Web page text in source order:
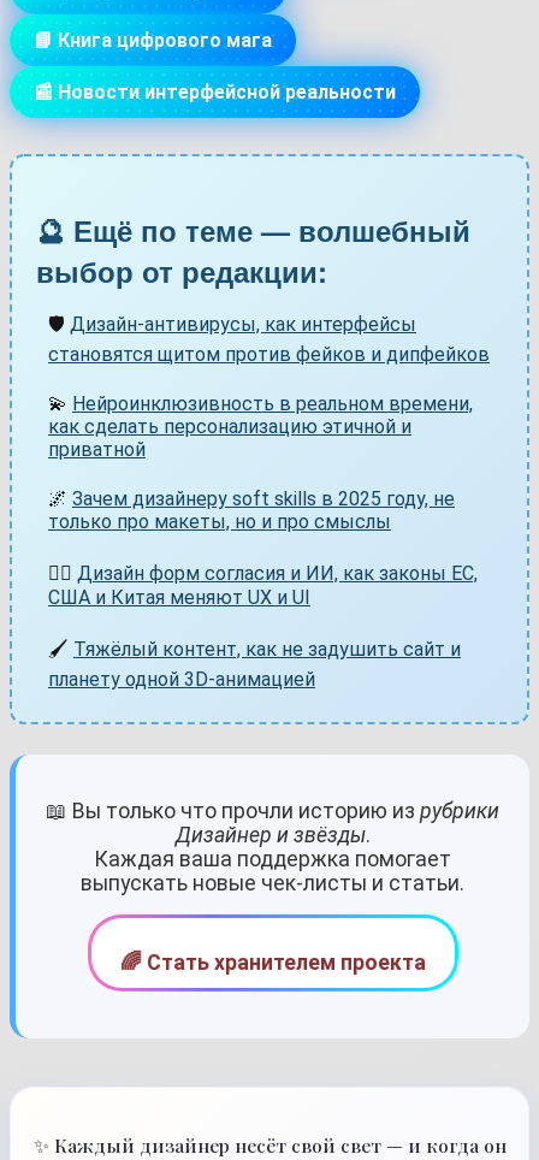
📘 Книга цифрового мага
📰 Новости интерфейсной реальности
🔮 Ещё по теме — волшебный
выбор от редакции:
🛡️ Дизайн-антивирусы, как интерфейсы
становятся щитом против фейков и дипфейков
💫 Нейроинклюзивность в реальном времени,
как сделать персонализацию этичной и
приватной
🌌 Зачем дизайнеру soft skills в 2025 году, не
только про макеты, но и про смыслы
👨‍⚖️ Дизайн форм согласия и ИИ, как законы ЕС,
США и Китая меняют UX и UI
🖌️ Тяжёлый контент, как не задушить сайт и
планету одной 3D-анимацией
📖 Вы только что прочли историю из рубрики
Дизайнер и звёзды.
Каждая ваша поддержка помогает
выпускать новые чек-листы и статьи.
🌈 Стать хранителем проекта
✨ Каждый дизайнер несёт свой свет — и когда он